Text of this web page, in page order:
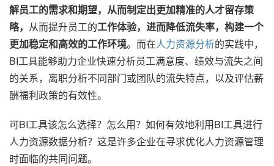
解员工的需求和期望，从而制定出更加精准的人才留存策
略， 从而提升员工的工作体验，进而降低流失率，构建一个
更加稳定和高效的工作环境。而在人力资源分析的实践中，
BI工具能够助力企业快速分析员工满意度、绩效与流失之间
的关系，离职分析不同部门或团队的流失特点，以及评估薪
酬福利政策的有效性。
可BI工具该怎么选择？怎么用？如何有效地利用BI工具进行
人力资源数据分析？这是许多企业在寻求优化人力资源管理
时面临的共同问题。